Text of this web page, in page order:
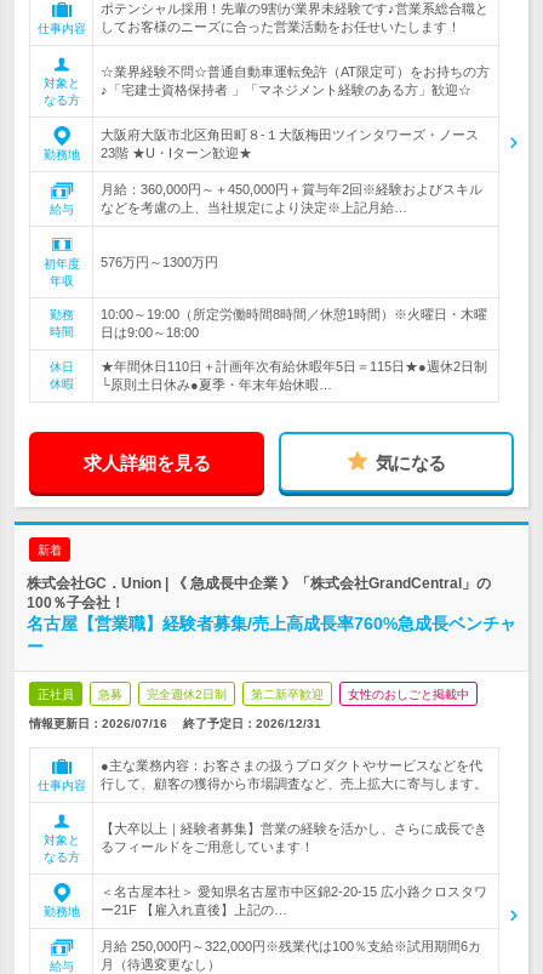
仕事内容
ポテンシャル採用！先輩の9割が業界未経験です♪営業系総合職と
してお客様のニーズに合った営業活動をお任せいたします！
対象と
なる方
☆業界経験不問☆普通自動車運転免許（AT限定可）をお持ちの方
♪「宅建士資格保持者 」「マネジメント経験のある方」歓迎☆
勤務地
大阪府大阪市北区角田町８-１大阪梅田ツインタワーズ・ノース
23階 ★U・Iターン歓迎★
給与
月給：360,000円～＋450,000円＋賞与年2回※経験およびスキル
などを考慮の上、当社規定により決定※上記月給…
初年度
年収
576万円～1300万円
勤務
時間
10:00～19:00（所定労働時間8時間／休憩1時間）※火曜日・木曜
日は9:00～18:00
休日
休暇
★年間休日110日＋計画年次有給休暇年5日＝115日★●週休2日制
└原則土日休み●夏季・年末年始休暇…
求人詳細を見る 気になる
新着
株式会社GC．Union | 《 急成長中企業 》「株式会社GrandCentral」の
100％子会社！
名古屋【営業職】経験者募集/売上高成長率760%急成長ベンチャ
ー
正社員 急募 完全週休2日制 第二新卒歓迎 女性のおしごと掲載中
情報更新日：2026/07/16 終了予定日： 2026/12/31
仕事内容
●主な業務内容：お客さまの扱うプロダクトやサービスなどを代
行して、顧客の獲得から市場調査など、売上拡大に寄与します。
対象と
なる方
【大卒以上｜経験者募集】営業の経験を活かし、さらに成長でき
るフィールドをご用意しています！
勤務地
＜名古屋本社＞ 愛知県名古屋市中区錦2-20-15 広小路クロスタワ
ー21F 【雇入れ直後】上記の…
給与
月給 250,000円～322,000円※残業代は100％支給※試用期間6カ
月（待遇変更なし）